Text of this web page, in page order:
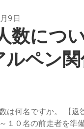
9日
数につ
ルペン
は何名ですか。 【
１０名の前走者を準